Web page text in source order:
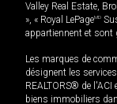
Valley Real Estate,
», « Royal LePageMD
appartiennent et sont
Les marques de
désignent les
REALTORS® de l'ACI
biens immobiliers